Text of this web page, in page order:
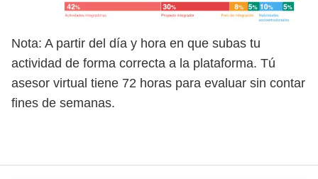
Nota: A partir del día y hora en que subas tu
actividad de forma correcta a la plataforma. Tú
asesor virtual tiene 72 horas para evaluar sin contar
fines de semanas.